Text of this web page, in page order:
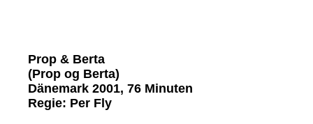
Prop & Berta
(Prop og Berta)
Dänemark 2001, 76 Minuten
Regie: Per Fly